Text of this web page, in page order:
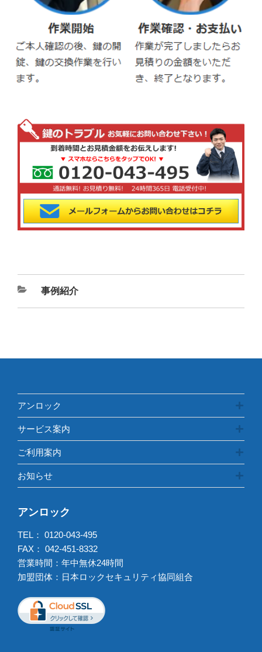
カ
テ
事例紹介
アンロック
サービス案内
ご利用案内
お知らせ
アンロック
TEL： 0120-043-495
FAX： 042-451-8332
営業時間：年中無休24時間
加盟団体：日本ロックセキュリティ協同組合